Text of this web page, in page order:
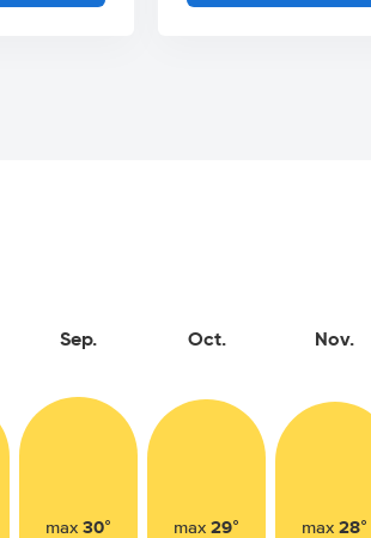
Sep.
max 30°
Oct.
max29°
Nov.
max28°